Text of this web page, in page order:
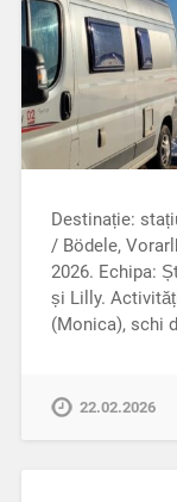
Destinație:
/ Bödele,
2026. Echipa:
și Lilly.
(Monica), schi
22.02.2026